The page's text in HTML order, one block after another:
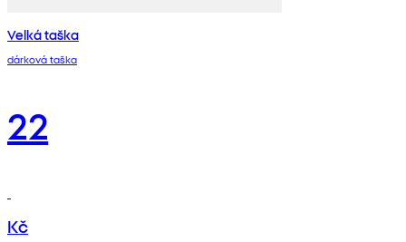
Velká taška
dárková taška
22
Kč